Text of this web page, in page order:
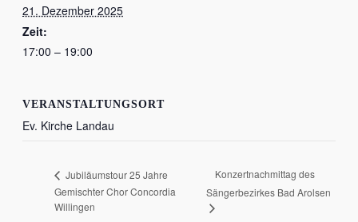
21. Dezember 2025
Zeit:
17:00 – 19:00
VERANSTALTUNGSORT
Ev. Kirche Landau
Jubiläumstour 25 Jahre
Gemischter Chor Concordia
Willingen
Konzertnachmittag des
Sängerbezirkes Bad Arolsen